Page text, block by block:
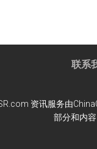
联系
资讯服务由
部分和内